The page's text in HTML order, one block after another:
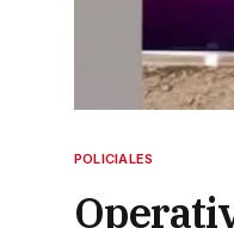
POLICIALES